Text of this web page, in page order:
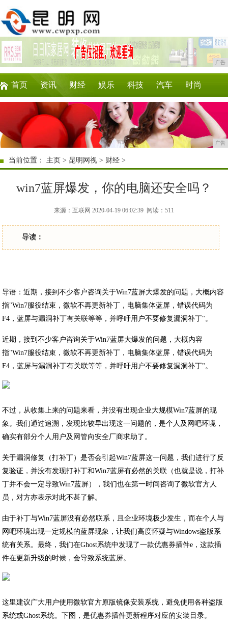
广告
首页 资讯 财经 娱乐 科技 汽车 时尚
游戏 美食 商讯 理财 微商
广告
当前位置： 主页 > 昆明网视 > 财经 >
win7蓝屏爆发，你的电脑还安全吗？
来源：互联网 2020-04-19 06:02:39 阅读：511
导读：
导语：近期，接到不少客户咨询关于Win7蓝屏大爆发的问题，大概内容
指"Win7服役结束，微软不再更新补丁，电脑集体蓝屏，错误代码为
F4，蓝屏与漏洞补丁有关联等等，并呼吁用户不要修复漏洞补丁"。
近期，接到不少客户咨询关于Win7蓝屏大爆发的问题，大概内容
指"Win7服役结束，微软不再更新补丁，电脑集体蓝屏，错误代码为
F4，蓝屏与漏洞补丁有关联等等，并呼吁用户不要修复漏洞补丁"。
不过，从收集上来的问题来看，并没有出现企业大规模Win7蓝屏的现
象。我们通过追溯，发现比较早出现这一问题的，是个人及网吧环境，
确实有部分个人用户及网管向安全厂商求助了。
关于漏洞修复（打补丁）是否会引起Win7蓝屏这一问题，我们进行了反
复验证，并没有发现打补丁和Win7蓝屏有必然的关联（也就是说，打补
丁并不会一定导致Win7蓝屏），我们也在第一时间咨询了微软官方人
员，对方亦表示对此不甚了解。
由于补丁与Win7蓝屏没有必然联系，且企业环境极少发生，而在个人与
网吧环境出现一定规模的蓝屏现象，让我们高度怀疑与Windows盗版系
统有关系。最终，我们在Ghost系统中发现了一款优惠券插件e，这款插
件在更新升级的时候，会导致系统蓝屏。
这里建议广大用户使用微软官方原版镜像安装系统，避免使用各种盗版
系统或Ghost系统。下图，是优惠券插件更新程序对应的安装目录。